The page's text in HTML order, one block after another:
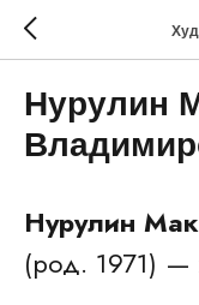
Нурулин
Нурулин
(род. 1971) —